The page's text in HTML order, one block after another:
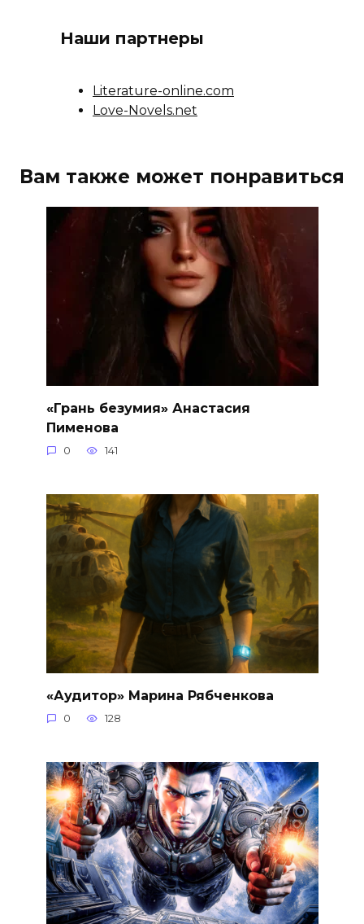
Наши партнеры
Literature-online.com
Love-Novels.net
Вам также может понравиться
«Грань безумия» Анастасия
Пименова
0 141
«Аудитор» Марина Рябченкова
0 128